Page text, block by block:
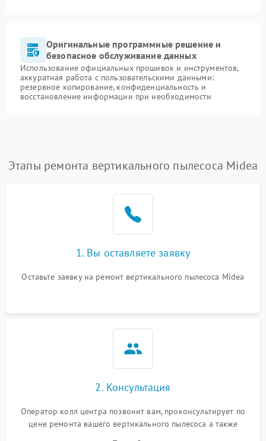
Оригинальные программные решение и
безопасное обслуживание данных
Использование официальных прошивок и инструментов,
аккуратная работа с пользовательскими данными:
резервное копирование, конфиденциальность и
восстановление информации при необходимости
Этапы ремонта вертикального пылесоса Midea
1. Вы оставляете заявку
Оставьте заявку на ремонт вертикального пылесоса Midea
2. Консультация
Оператор колл центра позвонит вам, проконсультирует по
цене ремонта вашего вертикального пылесоса а также